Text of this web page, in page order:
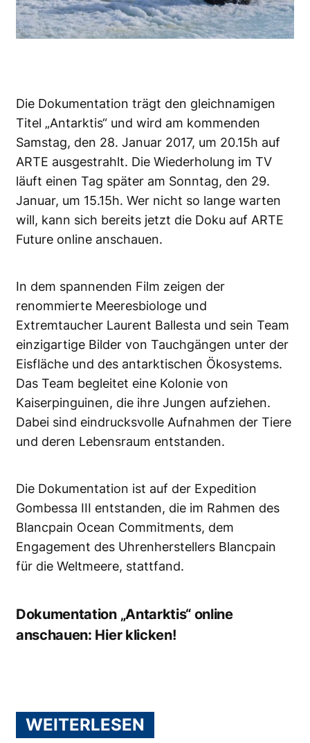
Die Dokumentation trägt den gleichnamigen
Titel „Antarktis“ und wird am kommenden
Samstag, den 28. Januar 2017, um 20.15h auf
ARTE ausgestrahlt. Die Wiederholung im TV
läuft einen Tag später am Sonntag, den 29.
Januar, um 15.15h. Wer nicht so lange warten
will, kann sich bereits jetzt die Doku auf ARTE
Future online anschauen.
In dem spannenden Film zeigen der
renommierte Meeresbiologe und
Extremtaucher Laurent Ballesta und sein Team
einzigartige Bilder von Tauchgängen unter der
Eisfläche und des antarktischen Ökosystems.
Das Team begleitet eine Kolonie von
Kaiserpinguinen, die ihre Jungen aufziehen.
Dabei sind eindrucksvolle Aufnahmen der Tiere
und deren Lebensraum entstanden.
Die Dokumentation ist auf der Expedition
Gombessa III entstanden, die im Rahmen des
Blancpain Ocean Commitments, dem
Engagement des Uhrenherstellers Blancpain
für die Weltmeere, stattfand.
Dokumentation „Antarktis“ online
anschauen: Hier klicken!
WEITERLESEN